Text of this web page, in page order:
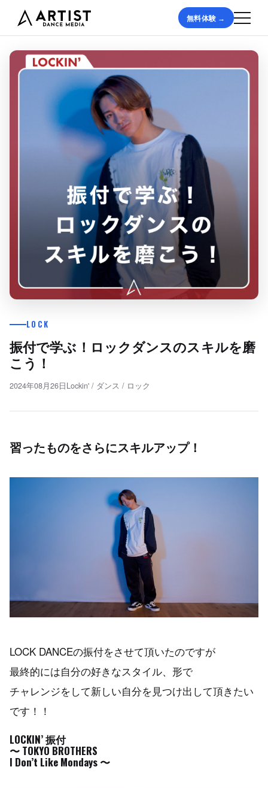
無料体験 →
LOCK
振付で学ぶ！ロックダンスのスキルを磨
こう！
2024年08月26日Lockin' / ダンス / ロック
習ったものをさらにスキルアップ！
LOCK DANCEの振付をさせて頂いたのですが
最終的には自分の好きなスタイル、形で
チャレンジをして新しい自分を見つけ出して頂きたい
です！！
LOCKIN’ 振付
〜 TOKYO BROTHERS
I Don’t Like Mondays 〜